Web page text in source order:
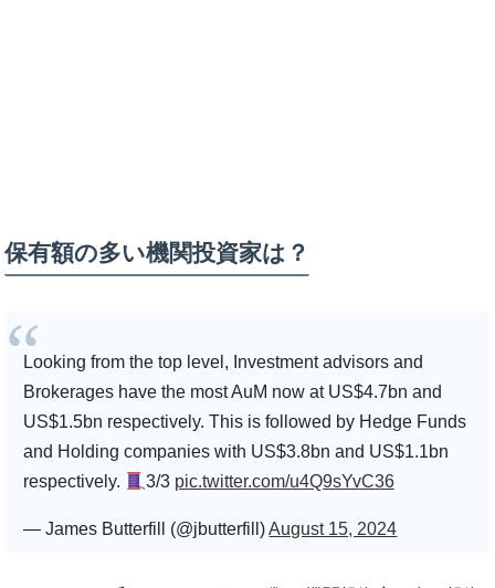
保有額の多い機関投資家は？
Looking from the top level, Investment advisors and
Brokerages have the most AuM now at US$4.7bn and
US$1.5bn respectively. This is followed by Hedge Funds
and Holding companies with US$3.8bn and US$1.1bn
respectively.
3/3 pic.twitter.com/u4Q9sYvC36
— James Butterfill (@jbutterfill)August 15, 2024